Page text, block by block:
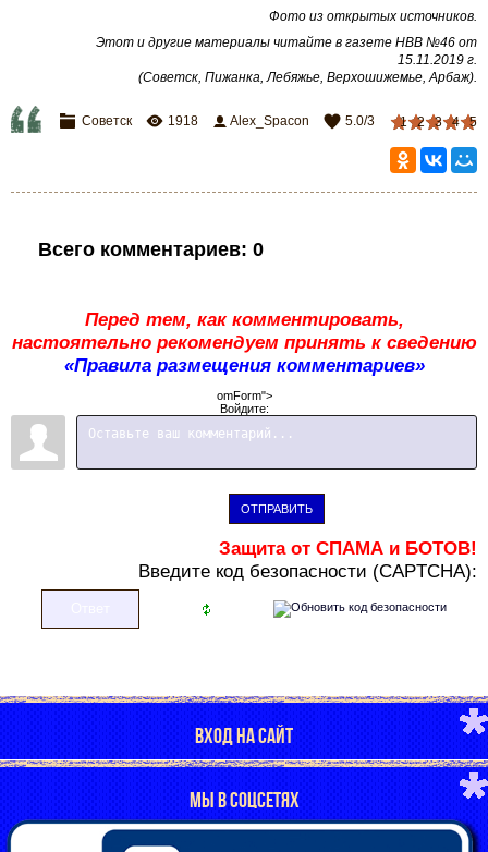
Фото из открытых источников
Этот и другие материалы читайте в газете НВВ №46 от
15.11.2019 г.
(Советск, Пижанка, Лебяжье, Верхошижемье, Арбаж)
1 2 3 4 5
Советск 1918 Alex_Spacon 5.0/3
Всего комментариев: 0
Перед тем, как комментировать,
настоятельно рекомендуем принять к сведению
«Правила размещения комментариев»
omForm">
Войдите:
ОТПРАВИТЬ
Защита от СПАМА и БОТОВ!
Введите код безопасности (CAPTCHA):
ВХОД НА САЙТ
МЫ В СОЦСЕТЯХ